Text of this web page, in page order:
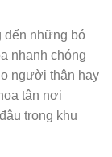
đến những bó
nhanh chóng
người thân hay
tận nơi
trong khu